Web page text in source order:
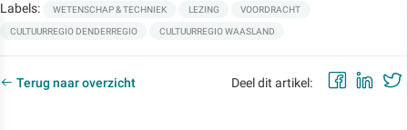
Labels: WETENSCHAP & TECHNIEK LEZING VOORDRACHT
CULTUURREGIO DENDERREGIO CULTUURREGIO WAASLAND
Terug naar overzicht Deel dit artikel: